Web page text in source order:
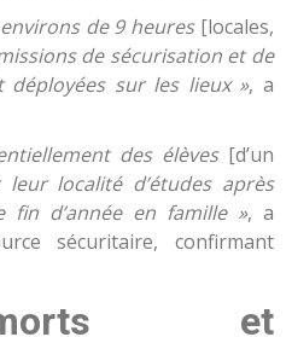
de 9 heures[locales,
de sécurisation et de
sur les lieux », a
des élèves [d’un
localité d’études après
fin d’année en famille », a
sécuritaire, confirmant
et